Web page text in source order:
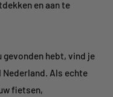
en aan te
gevonden hebt, vind je
Als echte
fietsen,